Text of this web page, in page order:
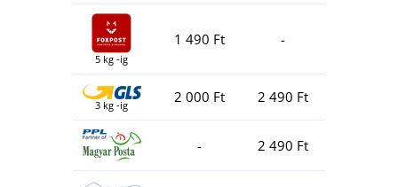
5 kg -ig
1 490 Ft -
3 kg -ig 2 000 Ft 2 490 Ft
- 2 490 Ft